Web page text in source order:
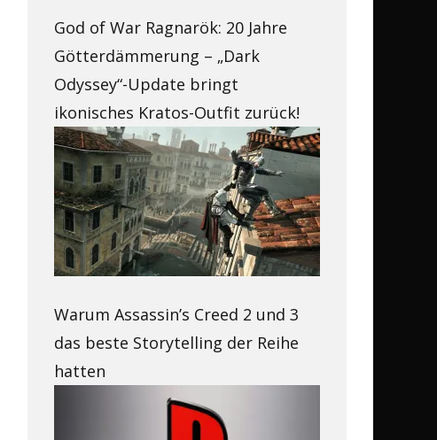
God of War Ragnarök: 20 Jahre
Götterdämmerung – „Dark
Odyssey“-Update bringt
ikonisches Kratos-Outfit zurück!
Warum Assassin’s Creed 2 und 3
das beste Storytelling der Reihe
hatten